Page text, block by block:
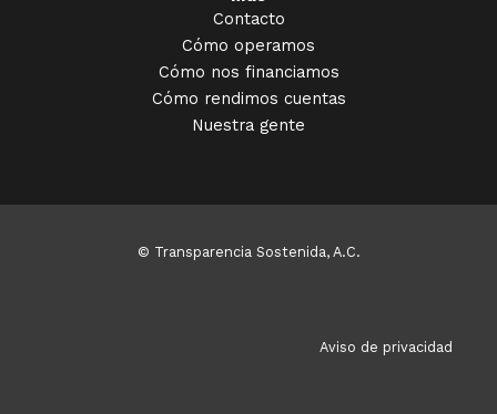
Contacto
Cómo operamos
Cómo nos financiamos
Cómo rendimos cuentas
Nuestra gente
© Transparencia Sostenida, A.C.
Aviso de privacidad